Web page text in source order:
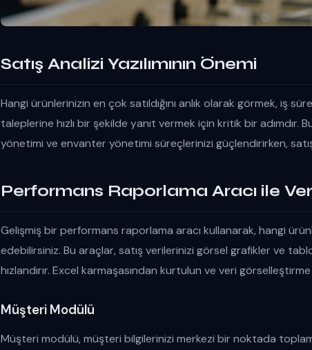
Satış Analizi Yazılımının Önemi
Hangi ürünlerinizin en çok satıldığını anlık olarak görmek, iş
taleplerine hızlı bir şekilde yanıt vermek için kritik bir adımdır.
yönetimi ve envanter yönetimi süreçlerinizi güçlendirirken, satış
Performans Raporlama Aracı ile
Gelişmiş bir performans raporlama aracı kullanarak, hangi
edebilirsiniz. Bu araçlar, satış verilerinizi görsel grafikler ve
hızlandırır. Excel karmaşasından kurtulun ve veri görselleştirme
Müşteri Modülü
Müşteri modülü, müşteri bilgilerinizi merkezi bir noktada